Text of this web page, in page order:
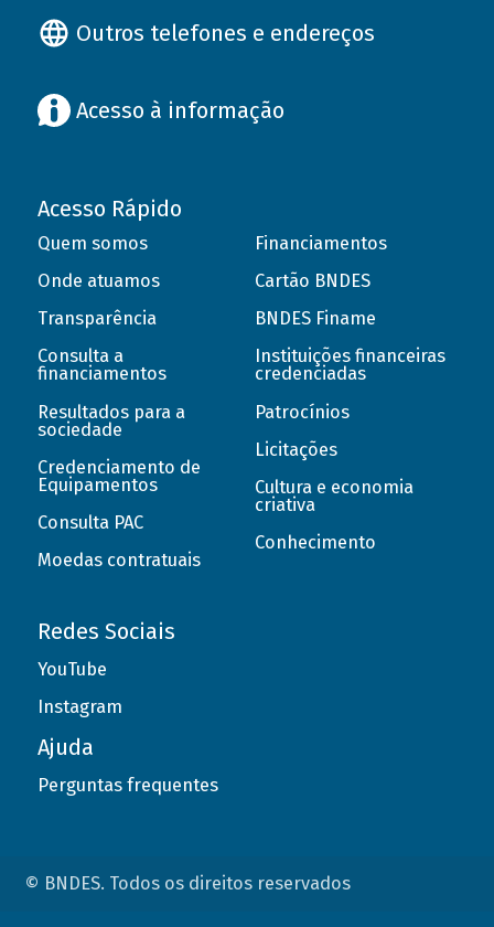
Outros telefones e endereços
Acesso à informação
Acesso Rápido
Quem somos
Onde atuamos
Transparência
Consulta a
financiamentos
Resultados para a
sociedade
Credenciamento de
Equipamentos
Consulta PAC
Moedas contratuais
Financiamentos
Cartão BNDES
BNDES Finame
Instituições financeiras
credenciadas
Patrocínios
Licitações
Cultura e economia
criativa
Conhecimento
Redes Sociais
YouTube
Instagram
Ajuda
Perguntas frequentes
© BNDES. Todos os direitos reservados